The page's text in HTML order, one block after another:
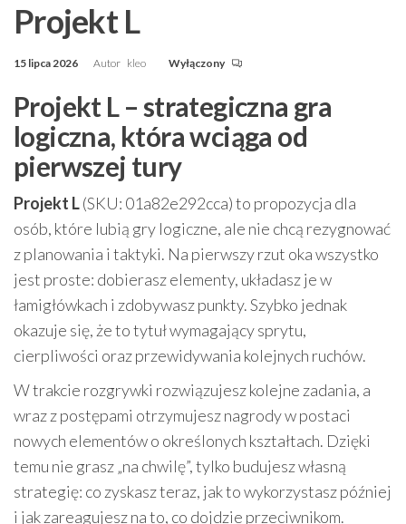
Projekt L
15 lipca 2026 Autor kleo Wyłączony
Projekt L – strategiczna gra
logiczna, która wciąga od
pierwszej tury
Projekt L(SKU: 01a82e292cca) to propozycja dla
osób, które lubią gry logiczne, ale nie chcą rezygnować
z planowania i taktyki. Na pierwszy rzut oka wszystko
jest proste: dobierasz elementy, układasz je w
łamigłówkach i zdobywasz punkty. Szybko jednak
okazuje się, że to tytuł wymagający sprytu,
cierpliwości oraz przewidywania kolejnych ruchów.
W trakcie rozgrywki rozwiązujesz kolejne zadania, a
wraz z postępami otrzymujesz nagrody w postaci
nowych elementów o określonych kształtach. Dzięki
temu nie grasz „na chwilę”, tylko budujesz własną
strategię: co zyskasz teraz, jak to wykorzystasz później
i jak zareagujesz na to, co dojdzie przeciwnikom.